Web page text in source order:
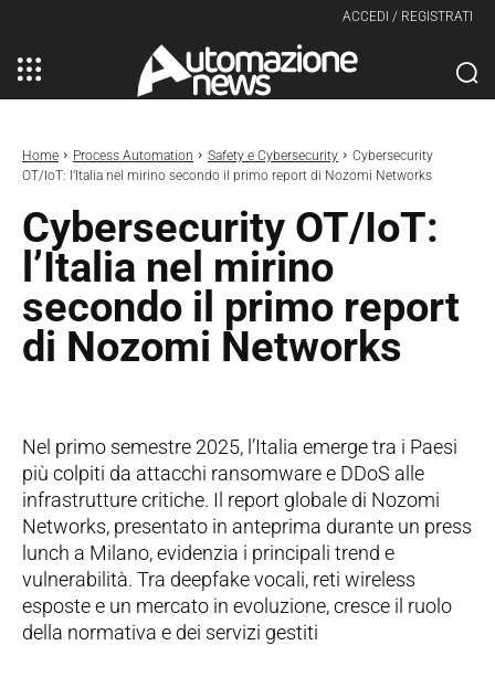
ACCEDI / REGISTRATI
Home Process Automation Safety e Cybersecurity
Cybersecurity
OT/IoT: l’Italia nel mirino secondo il primo report di Nozomi Networks
Cybersecurity OT/IoT:
l’Italia nel mirino
secondo il primo report
di Nozomi Networks
Nel primo semestre 2025, l’Italia emerge tra i Paesi
più colpiti da attacchi ransomware e DDoS alle
infrastrutture critiche. Il report globale di Nozomi
Networks, presentato in anteprima durante un press
lunch a Milano, evidenzia i principali trend e
vulnerabilità. Tra deepfake vocali, reti wireless
esposte e un mercato in evoluzione, cresce il ruolo
della normativa e dei servizi gestiti